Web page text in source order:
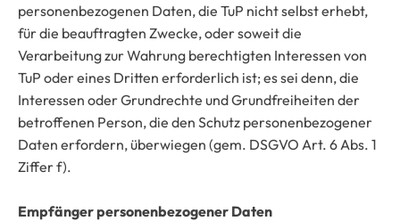
personenbezogenen Daten, die TuP nicht selbst erhebt,
für die beauftragten Zwecke, oder soweit die
Verarbeitung zur Wahrung berechtigten Interessen von
TuP oder eines Dritten erforderlich ist; es sei denn, die
Interessen oder Grundrechte und Grundfreiheiten der
betroffenen Person, die den Schutz personenbezogener
Daten erfordern, überwiegen (gem. DSGVO Art. 6 Abs. 1
Ziffer f).
Empfänger personenbezogener Daten